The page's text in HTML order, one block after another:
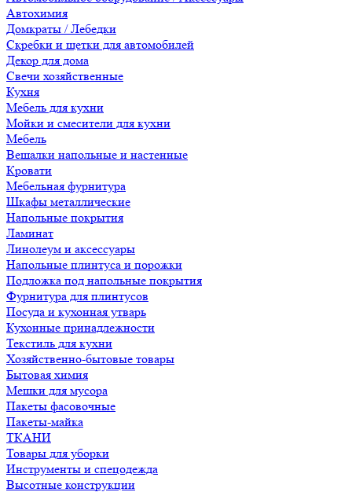
Автохимия
Домкраты / Лебедки
Скребки и щетки для автомобилей
Декор для дома
Свечи хозяйственные
Кухня
Мебель для кухни
Мойки и смесители для кухни
Мебель
Вешалки напольные и настенные
Кровати
Мебельная фурнитура
Шкафы металлические
Напольные покрытия
Ламинат
Линолеум и аксессуары
Напольные плинтуса и порожки
Подложка под напольные покрытия
Фурнитура для плинтусов
Посуда и кухонная утварь
Кухонные принадлежности
Текстиль для кухни
Хозяйственно-бытовые товары
Бытовая химия
Мешки для мусора
Пакеты фасовочные
Пакеты-майка
ТКАНИ
Товары для уборки
Инструменты и спецодежда
Высотные конструкции